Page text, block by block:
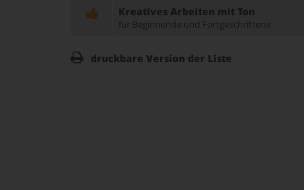
Kreatives Arbeiten mit Ton
für Beginnende und Fortgeschrittene
druckbare Version der Liste